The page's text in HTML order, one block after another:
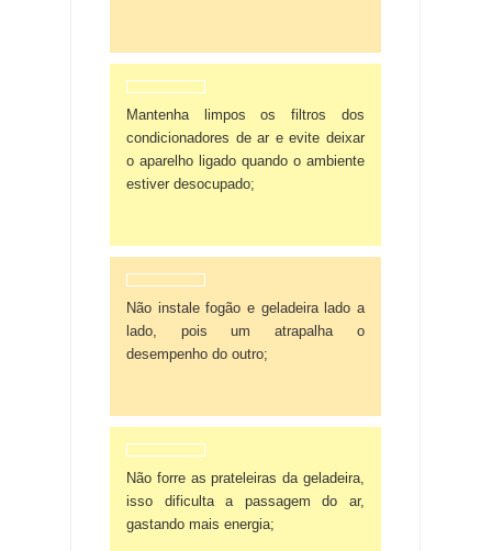
Mantenha limpos os filtros dos
condicionadores de ar e evite deixar
o aparelho ligado quando o ambiente
estiver desocupado;
Não instale fogão e geladeira lado a
lado, pois um atrapalha o
desempenho do outro;
Não forre as prateleiras da geladeira,
isso dificulta a passagem do ar,
gastando mais energia;